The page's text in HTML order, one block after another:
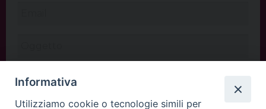
Informativa
Utilizziamo cookie o tecnologie simili per